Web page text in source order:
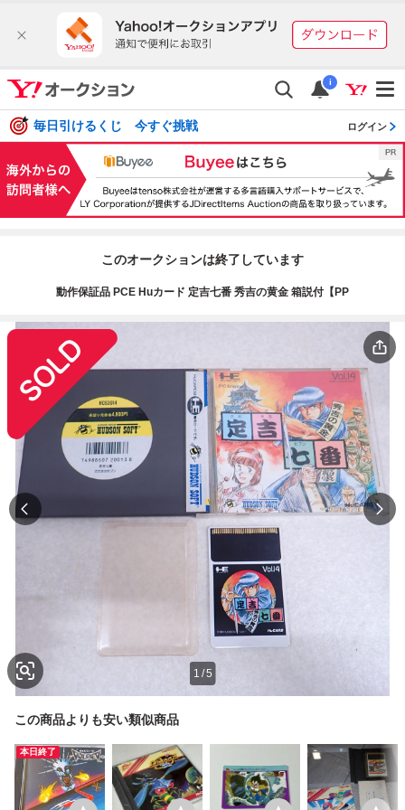
i
毎日引けるくじ 今すぐ挑戦 ログイン
このオークションは終了しています
動作保証品 PCE Huカード 定吉七番 秀吉の黄金 箱説付【PP
1 /5
この商品よりも安い類似商品
本日終了